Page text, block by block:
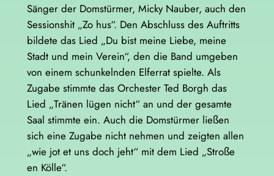
Sänger der Domstürmer, Micky Nauber, auch den
Sessionshit „Zo hus“. Den Abschluss des Auftritts
bildete das Lied „Du bist meine Liebe, meine
Stadt und mein Verein“, den die Band umgeben
von einem schunkelnden Elferrat spielte. Als
Zugabe stimmte das Orchester Ted Borgh das
Lied „Tränen lügen nicht“ an und der gesamte
Saal stimmte ein. Auch die Domstürmer ließen
sich eine Zugabe nicht nehmen und zeigten allen
„wie jot et uns doch jeht“ mit dem Lied „Stroße
en Kölle“.